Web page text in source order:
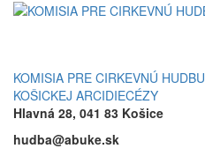
KOMISIA PRE CIRKEVNÚ HUDBU
KOŠICKEJ ARCIDIECÉZY
Hlavná 28, 041 83 Košice
hudba@abuke.sk